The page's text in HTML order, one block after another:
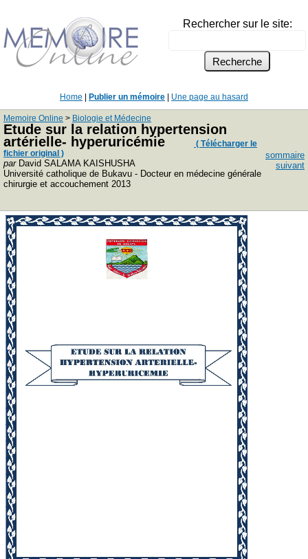
Rechercher sur le site:
Home Publier un mémoire Une page au hasard
Memoire Online > Biologie et Médecine
Etude sur la relation hypertension
artérielle- hyperuricémie
( Télécharger le
fichier original )
parDavid SALAMA KAISHUSHA
Université catholique de Bukavu - Docteur en médecine générale
chirurgie et accouchement 2013
sommaire
suivant